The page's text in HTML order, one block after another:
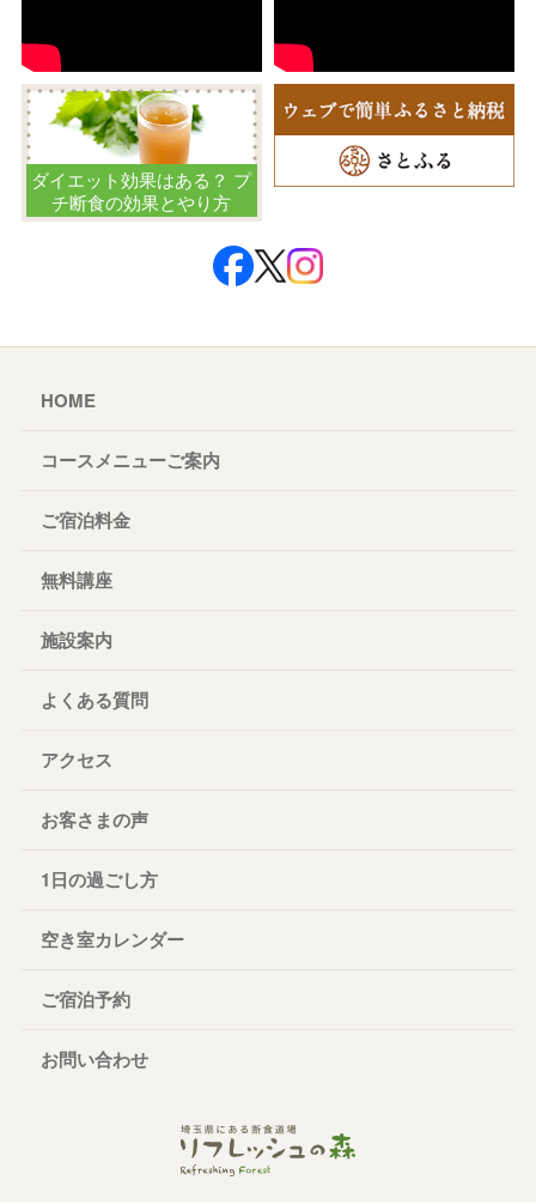
ダイエット効果はある？ プ
チ断食の効果とやり方
HOME
コースメニューご案内
ご宿泊料金
無料講座
施設案内
よくある質問
アクセス
お客さまの声
1日の過ごし方
空き室カレンダー
ご宿泊予約
お問い合わせ